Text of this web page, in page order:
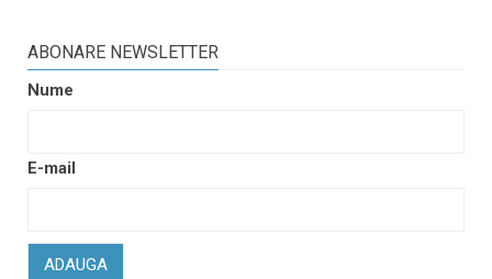
ABONARE NEWSLETTER
Nume
E-mail
ADAUGA